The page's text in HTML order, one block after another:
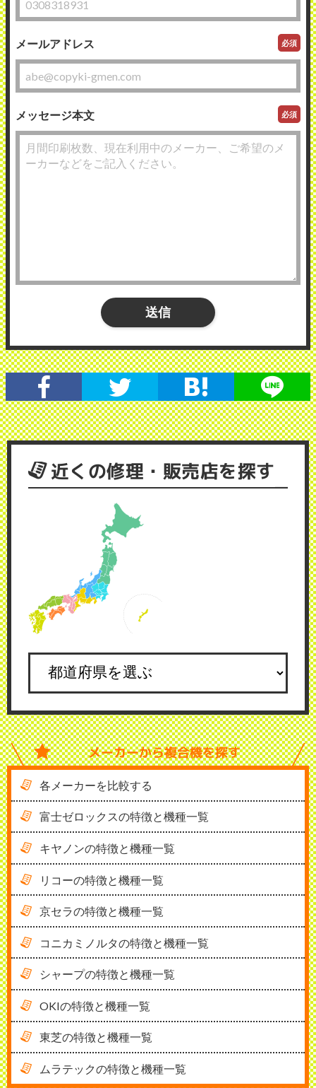
メールアドレス 必須
メッセージ本文 必須
近くの修理・販売店を探す
メーカーから複合機を探す
各メーカーを比較する
富士ゼロックスの特徴と機種一覧
キヤノンの特徴と機種一覧
リコーの特徴と機種一覧
京セラの特徴と機種一覧
コニカミノルタの特徴と機種一覧
シャープの特徴と機種一覧
OKIの特徴と機種一覧
東芝の特徴と機種一覧
ムラテックの特徴と機種一覧